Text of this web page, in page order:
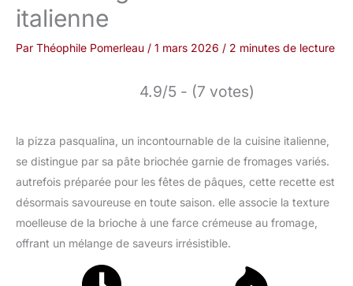
italienne
Par Théophile Pomerleau / 1 mars 2026 / 2 minutes de lecture
4.9/5 - (7 votes)
la pizza pasqualina, un incontournable de la cuisine italienne,
se distingue par sa pâte briochée garnie de fromages variés.
autrefois préparée pour les fêtes de pâques, cette recette est
désormais savoureuse en toute saison. elle associe la texture
moelleuse de la brioche à une farce crémeuse au fromage,
offrant un mélange de saveurs irrésistible.